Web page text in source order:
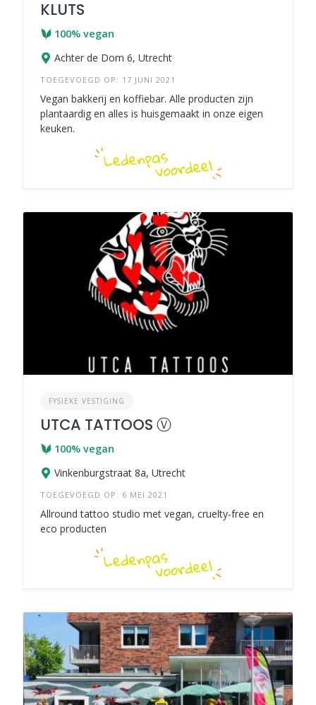
KLUTS
100% vegan
Achter de Dom 6, Utrecht
TOEGEVOEGD OP: 17 JUNI 2021
Vegan bakkerij en koffiebar. Alle producten zijn
plantaardig en alles is huisgemaakt in onze eigen
keuken.
FYSIEKE VESTIGING
UTCA TATTOOS Ⓥ
100% vegan
Vinkenburgstraat 8a, Utrecht
TOEGEVOEGD OP: 6 MEI 2021
Allround tattoo studio met vegan, cruelty-free en
eco producten